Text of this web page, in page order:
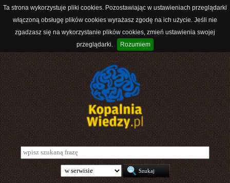
Ta strona wykorzystuje pliki cookies. Pozostawiając w ustawieniach przeglądarki
włączoną obsługę plików cookies wyrażasz zgodę na ich użycie. Jeśli nie
zgadzasz się na wykorzystanie plików cookies, zmień ustawienia swojej
przeglądarki.
Rozumiem